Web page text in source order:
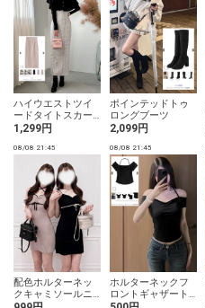
ハイウエストツイ
ードタイトスカー
ト1,299円
ポインテッドトゥ
ロングブーツ
2,099円
08/08 21:45
配色ホルターネッ
クキャミソールニ
08/08 21:45
ホルターネックフ
ロントギャザート